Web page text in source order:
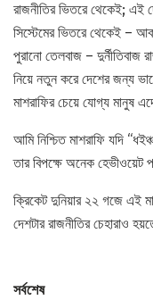
রাজনীতির ভিতরে থেকেই; এই
সিস্টেমের ভিতরে থেকেই –
পুরানো তেলবাজ – দুর্নীতিবাজ
নিয়ে নতুন করে দেশের জন্য
মাশরাফির চেয়ে যোগ্য মানুষ
আমি নিশ্চিত মাশরাফি যদি
তার বিপক্ষে অনেক হেভীওয়েট
ক্রিকেট দুনিয়ার ২২ গজে এই
দেশটার রাজনীতির চেহারাও
সর্বশেষ